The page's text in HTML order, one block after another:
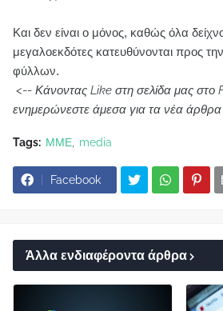
Και δεν είναι ο μόνος, καθώς όλα
μεγαλοεκδότες κατευθύνονται προς
φύλλων.
<-- Κάνοντας Like στη σελίδα μας
ενημερώνεστε άμεσα για τα νέα άρθρα
Tags: ΜΜΕ media
Facebook
Άλλα ενδιαφέροντα άρθρα